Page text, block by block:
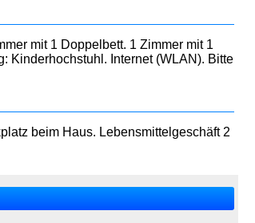
mit 1 Doppelbett. 1 Zimmer mit 1
Kinderhochstuhl. Internet (WLAN). Bitte
beim Haus. Lebensmittelgeschäft 2